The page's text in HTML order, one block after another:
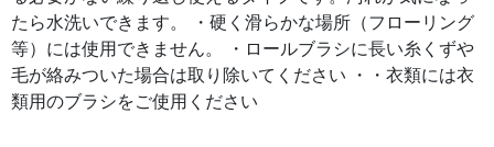
たら水洗いできます。 ・硬く滑らかな場所（フローリング
等）には使用できません。 ・ロールブラシに長い糸くずや
毛が絡みついた場合は取り除いてください ・・衣類には衣
類用のブラシをご使用ください